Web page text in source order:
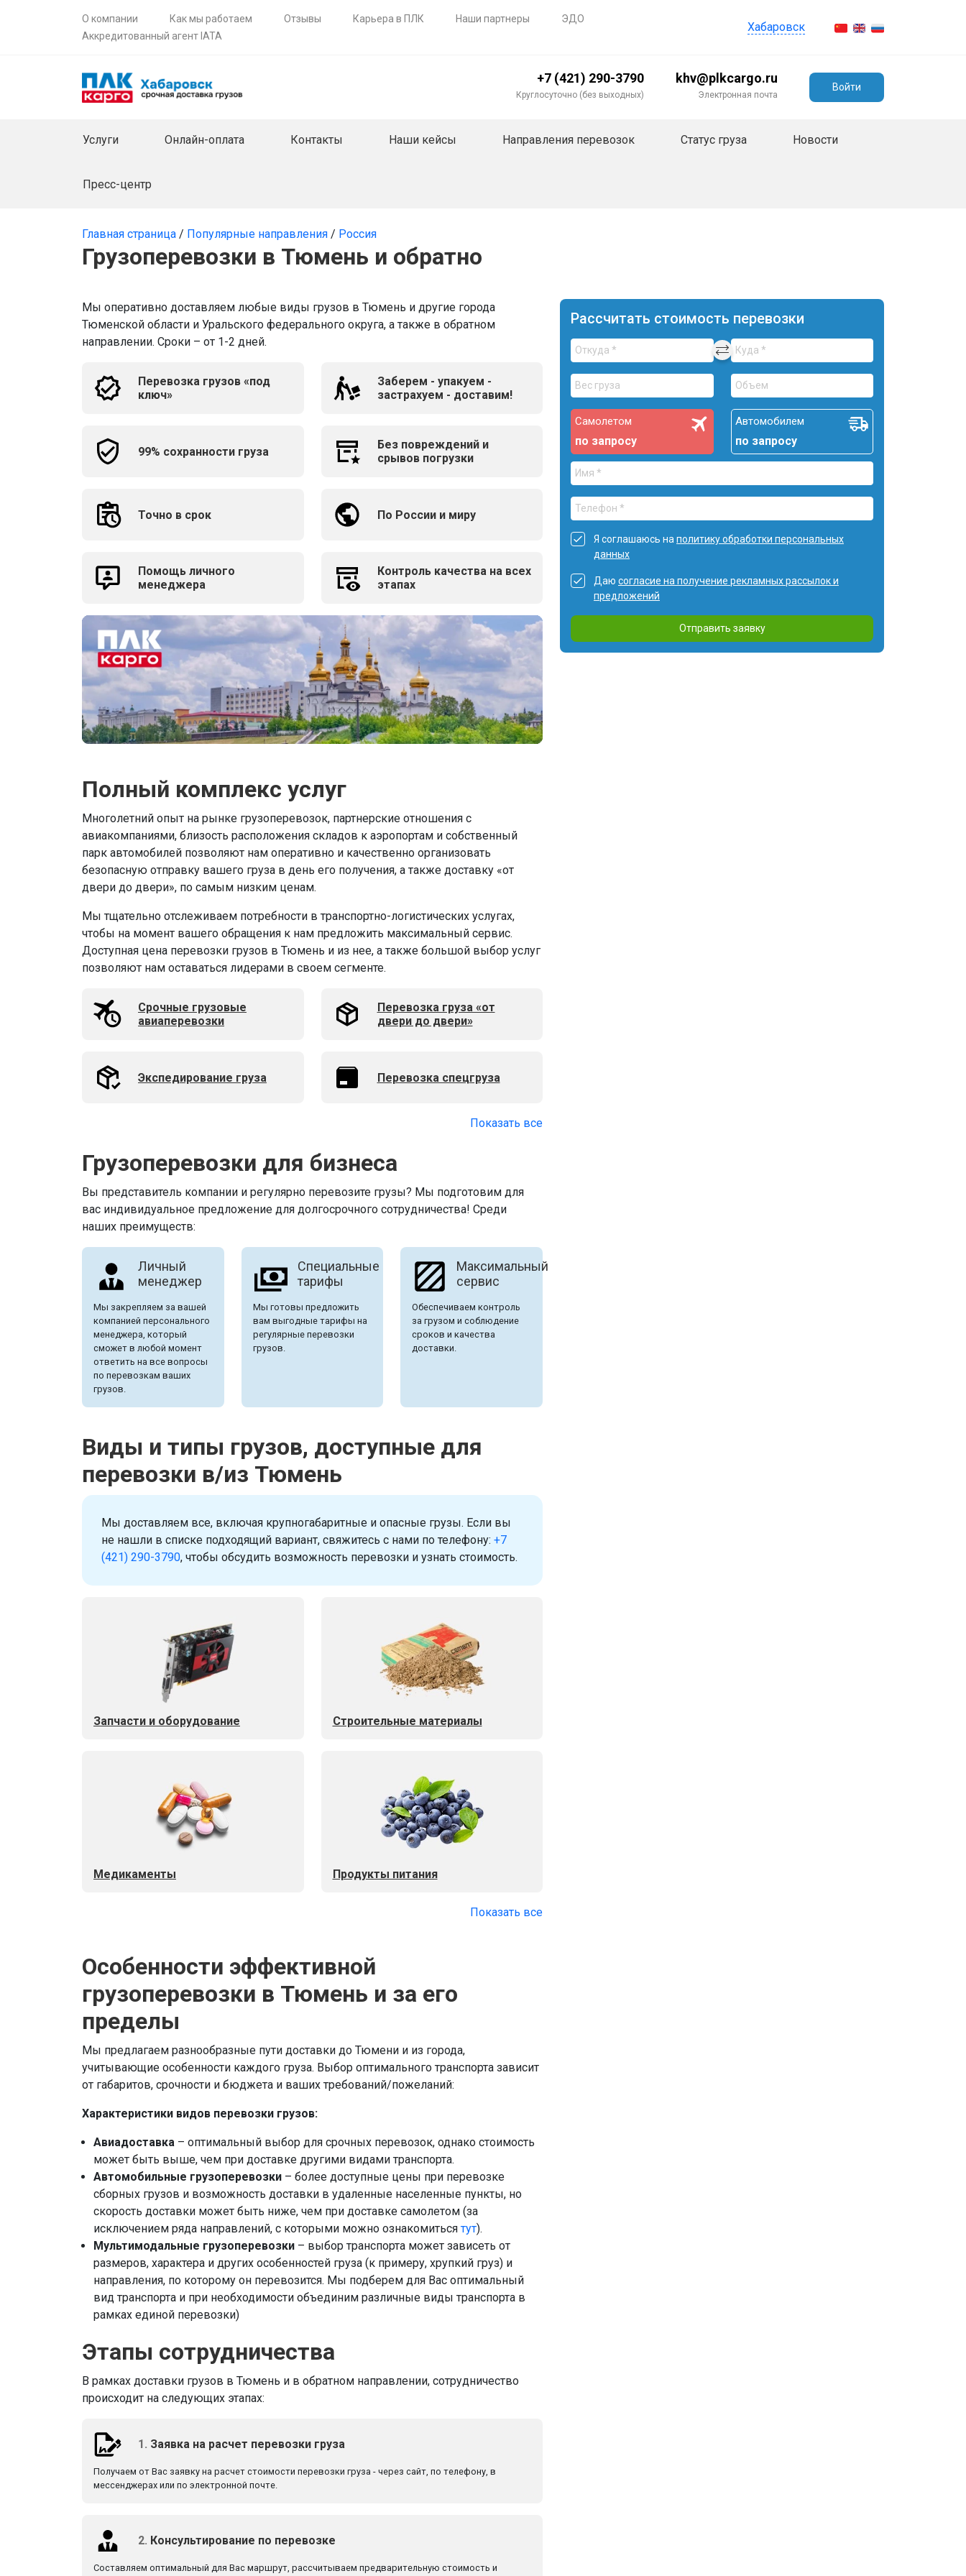
О компании Как мы работаем Отзывы Карьера в ПЛК Наши партнеры
ЭДО
Аккредитованный агент IATA
Хабаровск
+7 (421) 290-3790
Круглосуточно (без выходных)
khv@plkcargo.ru
Электронная почта
Войти
Услуги Онлайн-оплата Контакты Наши кейсы Направления перевозок Статус груза Новости
Пресс-центр
Главная страница / Популярные направления / Россия
Грузоперевозки в Тюмень и обратно
Мы оперативно доставляем любые виды грузов в Тюмень и другие города
Тюменской области и Уральского федерального округа, а также в обратном
направлении. Сроки – от 1-2 дней.
Перевозка грузов «под
ключ»
Заберем - упакуем -
застрахуем - доставим!
99% сохранности груза
Без повреждений и
срывов погрузки
Точно в срок По России и миру
Помощь личного
менеджера
Контроль качества на всех
этапах
Полный комплекс услуг
Многолетний опыт на рынке грузоперевозок, партнерские отношения с
авиакомпаниями, близость расположения складов к аэропортам и собственный
парк автомобилей позволяют нам оперативно и качественно организовать
безопасную отправку вашего груза в день его получения, а также доставку «от
двери до двери», по самым низким ценам.
Мы тщательно отслеживаем потребности в транспортно-логистических услугах,
чтобы на момент вашего обращения к нам предложить максимальный сервис.
Доступная цена перевозки грузов в Тюмень и из нее, а также большой выбор услуг
позволяют нам оставаться лидерами в своем сегменте.
Срочные грузовые
авиаперевозки
Перевозка груза «от
двери до двери»
Экспедирование груза Перевозка спецгруза
Показать все
Грузоперевозки для бизнеса
Вы представитель компании и регулярно перевозите грузы? Мы подготовим для
вас индивидуальное предложение для долгосрочного сотрудничества! Среди
наших преимуществ:
Личный
менеджер
Мы закрепляем за вашей
компанией персонального
менеджера, который
сможет в любой момент
ответить на все вопросы
по перевозкам ваших
грузов.
Специальные
тарифы
Мы готовы предложить
вам выгодные тарифы на
регулярные перевозки
грузов.
Максимальный
сервис
Обеспечиваем контроль
за грузом и соблюдение
сроков и качества
доставки.
Виды и типы грузов, доступные для
перевозки в/из Тюмень
Мы доставляем все, включая крупногабаритные и опасные грузы. Если вы
не нашли в списке подходящий вариант, свяжитесь с нами по телефону: +7
(421) 290-3790, чтобы обсудить возможность перевозки и узнать стоимость.
Запчасти и оборудование Строительные материалы
Медикаменты Продукты питания
Показать все
Особенности эффективной
грузоперевозки в Тюмень и за его
пределы
Мы предлагаем разнообразные пути доставки до Тюмени и из города,
учитывающие особенности каждого груза. Выбор оптимального транспорта зависит
от габаритов, срочности и бюджета и ваших требований/пожеланий:
Характеристики видов перевозки грузов:
Авиадоставка – оптимальный выбор для срочных перевозок, однако стоимость
может быть выше, чем при доставке другими видами транспорта.
Автомобильные грузоперевозки – более доступные цены при перевозке
сборных грузов и возможность доставки в удаленные населенные пункты, но
скорость доставки может быть ниже, чем при доставке самолетом (за
исключением ряда направлений, с которыми можно ознакомиться тут).
Мультимодальные грузоперевозки – выбор транспорта может зависеть от
размеров, характера и других особенностей груза (к примеру, хрупкий груз) и
направления, по которому он перевозится. Мы подберем для Вас оптимальный
вид транспорта и при необходимости объединим различные виды транспорта в
рамках единой перевозки)
Этапы сотрудничества
В рамках доставки грузов в Тюмень и в обратном направлении, сотрудничество
происходит на следующих этапах:
1. Заявка на расчет перевозки груза
Получаем от Вас заявку на расчет стоимости перевозки груза - через сайт, по телефону, в
мессенджерах или по электронной почте.
2. Консультирование по перевозке
Составляем оптимальный для Вас маршрут, рассчитываем предварительную стоимость и
Рассчитать стоимость перевозки
Самолетом
по запросу
Автомобилем
по запросу
Я соглашаюсь на политику обработки персональных
данных
Даю согласие на получение рекламных рассылок и
предложений
Отправить заявку